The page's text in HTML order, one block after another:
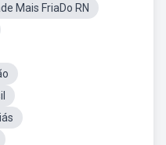
Mais FriaDo RN